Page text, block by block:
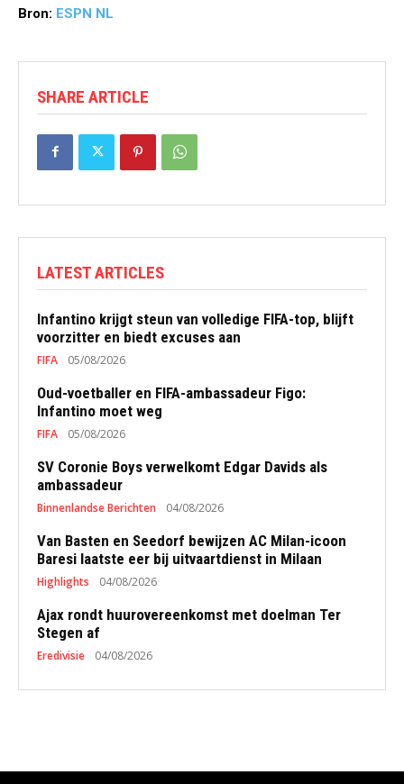
Bron: ESPN NL
SHARE ARTICLE
LATEST ARTICLES
Infantino krijgt steun van volledige FIFA-top, blijft
voorzitter en biedt excuses aan
FIFA 05/08/2026
Oud-voetballer en FIFA-ambassadeur Figo:
Infantino moet weg
FIFA 05/08/2026
SV Coronie Boys verwelkomt Edgar Davids als
ambassadeur
Binnenlandse Berichten 04/08/2026
Van Basten en Seedorf bewijzen AC Milan-icoon
Baresi laatste eer bij uitvaartdienst in Milaan
Highlights 04/08/2026
Ajax rondt huurovereenkomst met doelman Ter
Stegen af
Eredivisie 04/08/2026